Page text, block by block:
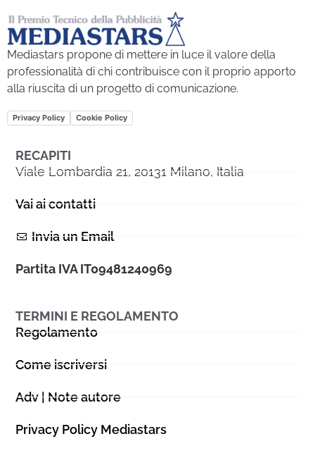
Mediastars propone di mettere in luce il valore della
professionalità di chi contribuisce con il proprio apporto
alla riuscita di un progetto di comunicazione.
Privacy Policy Cookie Policy
RECAPITI
Viale Lombardia 21, 20131 Milano, Italia
Vai ai contatti
Invia un Email
Partita IVA IT09481240969
TERMINI E REGOLAMENTO
Regolamento
Come iscriversi
Adv | Note autore
Privacy Policy Mediastars